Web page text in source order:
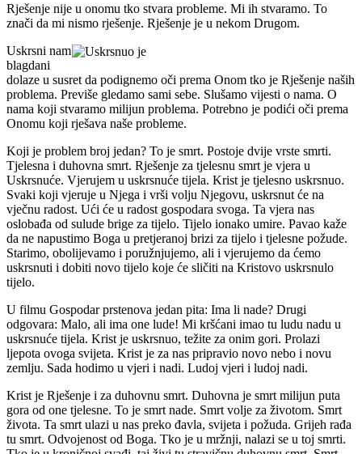
Rješenje nije u onomu tko stvara probleme. Mi ih stvaramo. To
znači da mi nismo rješenje. Rješenje je u nekom Drugom.
Uskrsni nam
blagdani
dolaze u susret da podignemo oči prema Onom tko je Rješenje naših
problema. Previše gledamo sami sebe. Slušamo vijesti o nama. O
nama koji stvaramo milijun problema. Potrebno je podići oči prema
Onomu koji rješava naše probleme.
Koji je problem broj jedan? To je smrt. Postoje dvije vrste smrti.
Tjelesna i duhovna smrt. Rješenje za tjelesnu smrt je vjera u
Uskrsnuće. Vjerujem u uskrsnuće tijela. Krist je tjelesno uskrsnuo.
Svaki koji vjeruje u Njega i vrši volju Njegovu, uskrsnut će na
vječnu radost. Ući će u radost gospodara svoga. Ta vjera nas
oslobađa od sulude brige za tijelo. Tijelo ionako umire. Pavao kaže
da ne napustimo Boga u pretjeranoj brizi za tijelo i tjelesne požude.
Starimo, obolijevamo i poružnjujemo, ali i vjerujemo da ćemo
uskrsnuti i dobiti novo tijelo koje će sličiti na Kristovo uskrsnulo
tijelo.
U filmu Gospodar prstenova jedan pita: Ima li nade? Drugi
odgovara: Malo, ali ima one lude! Mi kršćani imao tu ludu nadu u
uskrsnuće tijela. Krist je uskrsnuo, težite za onim gori. Prolazi
ljepota ovoga svijeta. Krist je za nas pripravio novo nebo i novu
zemlju. Sada hodimo u vjeri i nadi. Ludoj vjeri i ludoj nadi.
Krist je Rješenje i za duhovnu smrt. Duhovna je smrt milijun puta
gora od one tjelesne. To je smrt nade. Smrt volje za životom. Smrt
života. Ta smrt ulazi u nas preko đavla, svijeta i požuda. Grijeh rađa
tu smrt. Odvojenost od Boga. Tko je u mržnji, nalazi se u toj smrti.